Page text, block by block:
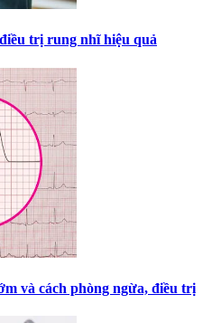
trị rung nhĩ hiệu quả
và cách phòng ngừa, điều trị